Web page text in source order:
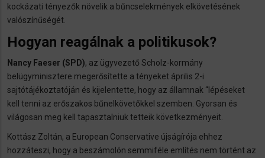
kockázati tényezők növelik a bűncselekmények elkövetésének
valószínűségét.
Hogyan reagálnak a politikusok?
Nancy Faeser (SPD), az ügyvezető Scholz-kormány
belügyminisztere megerősítette a tényeket április 2-i
sajtótájékoztatóján és kijelentette, hogy az államnak “lépéseket
kell tenni az erőszakos bűnelkövetőkkel szemben. Gyorsan és
világosan meg kell tapasztalniuk tetteik következményeit.
Kottász Zoltán, a European Conservative újságírója ehhez
hozzáteszi, hogy a beszámolón semmiféle említés nem történt az